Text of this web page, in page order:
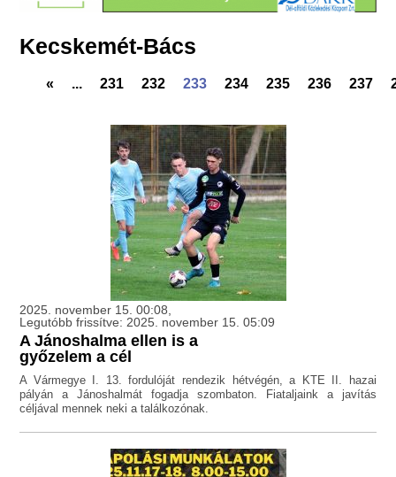
Kecskemét-Bács
« ... 231 232 233 234 235 236 237
2025. november 15. 00:08,
Legutóbb frissítve: 2025. november 15. 05:09
A Jánoshalma ellen is a
győzelem a cél
A Vármegye I. 13. fordulóját rendezik hétvégén, a KTE II. hazai
pályán a Jánoshalmát fogadja szombaton. Fiataljaink a javítás
céljával mennek neki a találkozónak.